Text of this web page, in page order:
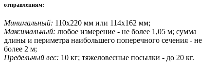
отправлениям:
Минимальный: 110х220 мм или 114х162 мм;
Максимальный: любое измерение - не более 1,05 м; сумма
длины и периметра наибольшего поперечного сечения - не
более 2 м;
Предельный вес: 10 кг; тяжеловесные посылки - до 20 кг.